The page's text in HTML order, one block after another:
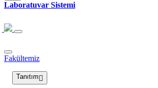
Laboratuvar Sistemi
Fakültemiz
Tanıtım